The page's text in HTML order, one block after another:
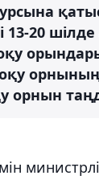
13-20
орнын